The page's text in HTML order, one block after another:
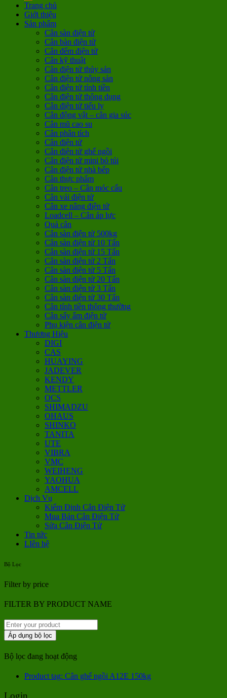
Trang chủ
Giới thiệu
Sản phẩm
Cân sàn điện tử
Cân bàn điện tử
Cân đếm điện tử
Cân kỹ thuật
Cân điện tử thủy sản
Cân điện tử nông sản
Cân điện tử tính tiền
Cân điện tử thông dụng
Cân điện tử tiểu ly
Cân động vật – cân gia súc
Cân mũ cao su
Cân phân tích
Cân điện tử
Cân điện tử ghế ngồi
Cân điện tử mini bỏ túi
Cân điện tử nhà bếp
Cân thực phẩm
Cân treo – Cân móc cẩu
Cân vải điện tử
Cân xe nâng điện tử
Loadcell – Cân áp lực
Quả cân
Cân sàn điện tử 500kg
Cân sàn điện tử 10 Tấn
Cân sàn điện tử 15 Tấn
Cân sàn điện tử 2 Tấn
Cân sàn điện tử 5 Tấn
Cân sàn điện tử 20 Tấn
Cân sàn điện tử 3 Tấn
Cân sàn điện tử 30 Tấn
Cân tính tiền thông thường
Cân sấy ẩm điện tử
Phụ kiện cân điện tử
Thương Hiệu
DIGI
CAS
HUAYING
JADEVER
KENDY
METTLER
OCS
SHIMADZU
OHAUS
SHINKO
TANITA
UTE
VIBRA
VMC
WEIHENG
YAOHUA
AMCELL
Dịch Vụ
Kiểm Định Cân Điện Tử
Mua Bán Cân Điện Tử
Sửa Cân Điện Tử
Tin tức
LIên hệ
Bộ Lọc
Filter by price
FILTER BY PRODUCT NAME
Áp dụng bộ lọc
Bộ lọc đang hoạt động
Product tag: Cân ghế ngồi A12E 150kg
Login